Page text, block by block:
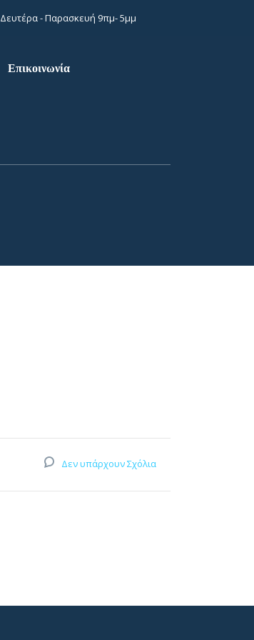
Δευτέρα - Παρασκευή 9πμ- 5μμ
Επικοινωνία
Δεν υπάρχουν Σχόλια